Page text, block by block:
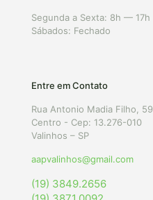
Segunda a Sexta: 8h — 17h
Sábados: Fechado
Entre em Contato
Rua Antonio Madia Filho, 59
Centro - Cep: 13.276-010
Valinhos – SP
aapvalinhos@gmail.com
(19) 3849.2656